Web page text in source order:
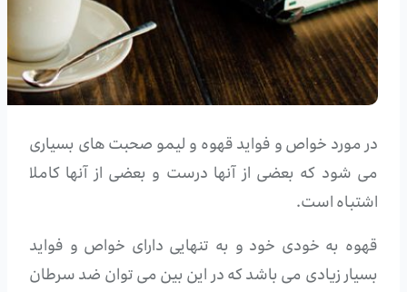
در مورد خواص و فواید قهوه و لیمو صحبت های بسیاری
می شود که بعضی از آنها درست و بعضی از آنها کاملا
اشتباه است.
قهوه به خودی خود و به تنهایی دارای خواص و فواید
بسیار زیادی می باشد که در این بین می توان ضد سرطان